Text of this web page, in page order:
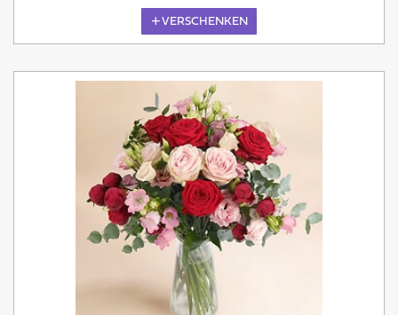
VERSCHENKEN